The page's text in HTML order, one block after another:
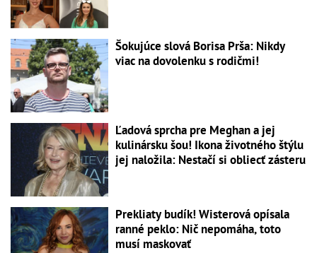
Šokujúce slová Borisa Prša: Nikdy
viac na dovolenku s rodičmi!
Ľadová sprcha pre Meghan a jej
kulinársku šou! Ikona životného štýlu
jej naložila: Nestačí si obliecť zásteru
Prekliaty budík! Wisterová opísala
ranné peklo: Nič nepomáha, toto
musí maskovať